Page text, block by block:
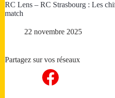
RC Lens – RC Strasbourg : Les
match
22 novembre 2025
Partagez sur vos réseaux